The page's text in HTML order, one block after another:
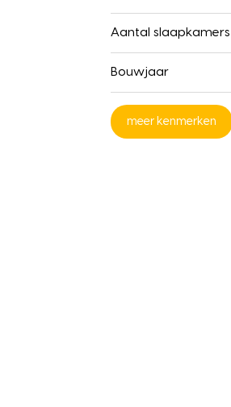
Aantal slaapkamers
Bouwjaar
meer kenmerken